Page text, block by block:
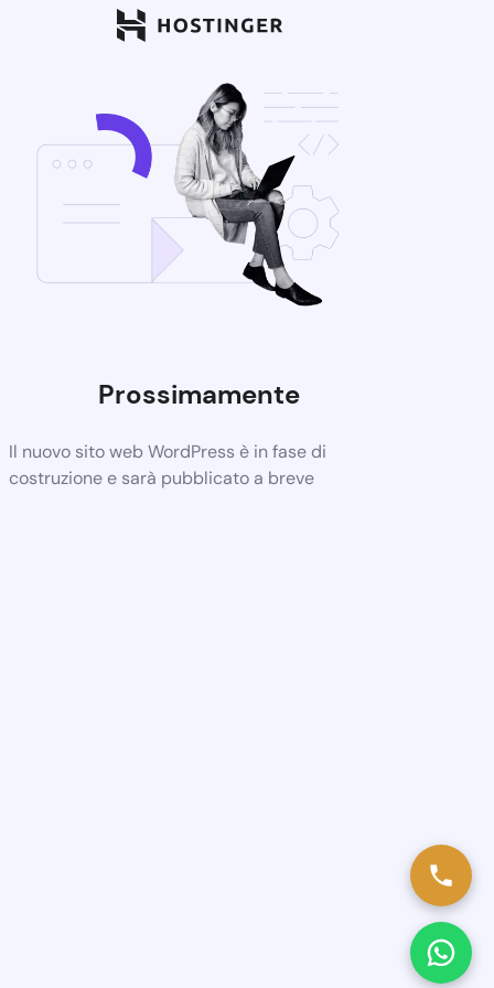
Prossimamente
Il nuovo sito web WordPress è in fase di
costruzione e sarà pubblicato a breve